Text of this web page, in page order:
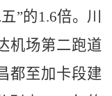
”的1.6倍。川
机场第二跑道
都至加卡段建